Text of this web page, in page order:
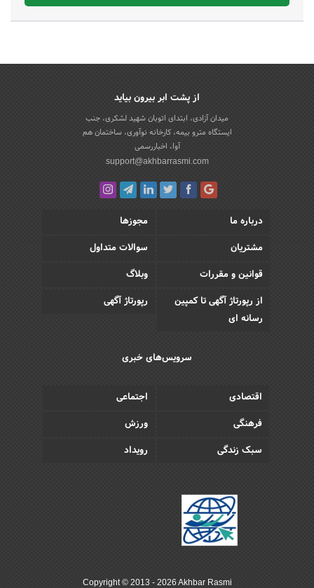
از پشت ابر بیرون بیاید
میدان آزادی، ابتدای اتوبان شهید لشکری، جنب
ایستگاه مترو بیمه، کارخانه نوآوری، ساختمان هم
آوا، اخباررسمی
support@akhbarrasmi.com
درباره ما
مجوزها
مشتریان
سوالات متداول
قوانین و مقررات
وبلاگ
از رپورتاژ آگهی تا کمپین
رسانه ای
رپورتاژ آگهی
سرویس‌های خبری
اقتصادی
اجتماعی
فرهنگی
ورزش
سبک زندگی
رویداد
Copyright © 2013 - 2026 Akhbar Rasmi